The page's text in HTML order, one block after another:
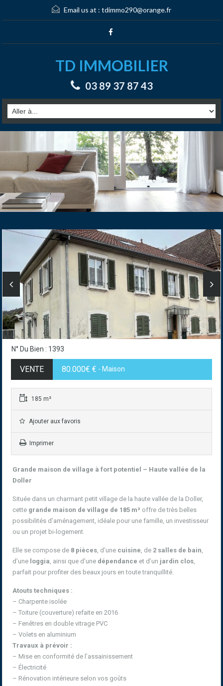
Email us at : tdimmo290@orange.fr
TD IMMOBILIER
03 89 37 87 43
N° Du Bien : 1393
VENTE 80.000€ € - Maison
185 m²
Ajouter aux favoris
Imprimer
Grande maison de village à fort potentiel – Haute vallée de la
Doller
Située dans un charmant petit village de la haute vallée de la Doller,
cette grande maison de village de 185 m² offre de très belles
possibilités d’aménagement, idéale pour une famille, un investisseur
ou un projet bi-logement.
Elle se compose de 8 pièces, d’une cuisine, de 2 salles de bain,
d’une loggia, ainsi que d’une dépendance et d’un jardin clos,
parfait pour profiter des beaux jours en toute tranquillité.
Atouts techniques :
– Charpente isolée
– Toiture (couverture) refaite en 2016
– Fenêtres en double vitrage PVC
– Volets en aluminium
Travaux à prévoir :
– Mise en conformité de l’assainissement
– Électricité
– Rénovation intérieure selon vos goûts